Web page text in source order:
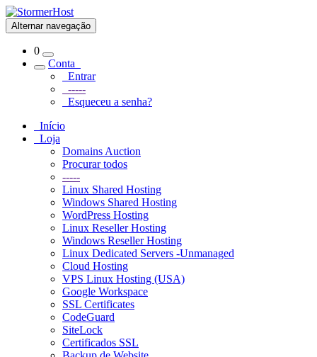
Alternar navegação
0
Conta
Entrar
-----
Esqueceu a senha?
Início
Loja
Domains Auction
Procurar todos
-----
Linux Shared Hosting
Windows Shared Hosting
WordPress Hosting
Linux Reseller Hosting
Windows Reseller Hosting
Linux Dedicated Servers -Unmanaged
Cloud Hosting
VPS Linux Hosting (USA)
Google Workspace
SSL Certificates
CodeGuard
SiteLock
Certificados SSL